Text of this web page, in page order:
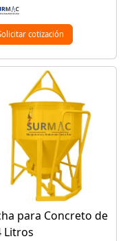
cotización
para Concreto de
Litros